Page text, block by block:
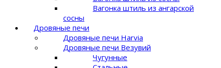
Вагонка штиль из ангарской
сосны
Дровяные печи
Дровяные печи Harvia
Дровяные печи Везувий
Чугунные